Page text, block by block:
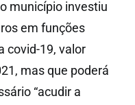
município investiu
em funções
covid-19, valor
mas que poderá
“acudir a